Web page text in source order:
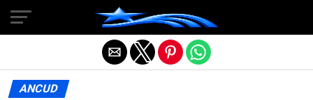
ANCUD
Salir de la versión móvil